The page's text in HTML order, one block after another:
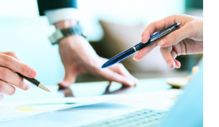
よくあるご質問
会員登録